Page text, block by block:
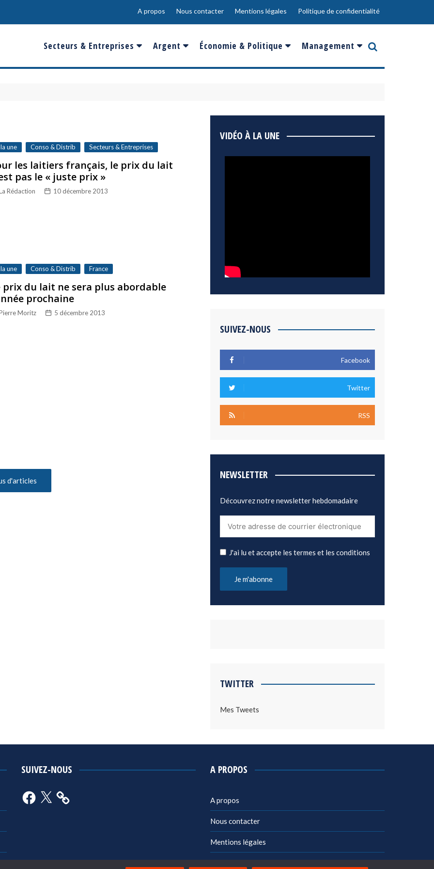
A propos Nous contacter Mentions légales Politique de confidentialité
Secteurs & Entreprises
Banques & Finances
Défense & Aéronautique
Santé & Biotechnologie
Technologies & Médias
Argent
Salaire
Epargne & Placements
Économie & Politique
France
Management
Innovation
une Conso & Distrib Secteurs & Entreprises
les laitiers français, le prix du lait
pas le « juste prix »
Rédaction 10 décembre 2013
une Conso & Distrib France
prix du lait ne sera plus abordable
prochaine
Moritz 5 décembre 2013
d'articles
VIDÉO À LA UNE
SUIVEZ-NOUS
Facebook
Twitter
RSS
NEWSLETTER
Découvrez notre newsletter hebdomadaire
J'ai lu et accepte les termes et les conditions
TWITTER
Mes Tweets
SUIVEZ-NOUS
Facebook
X
A PROPOS
A propos
Nous contacter
Mentions légales
Politique de confidentialité